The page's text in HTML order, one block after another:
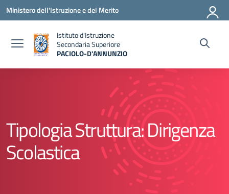
Vai ai contenuti
Vai al menu di navigazione
Vai al footer
Ministero dell'Istruzione e del Merito
Istituto d'Istruzione
Secondaria Superiore
PACIOLO-D'ANNUNZIO
Tipologia Struttura:Dirigenza
Scolastica